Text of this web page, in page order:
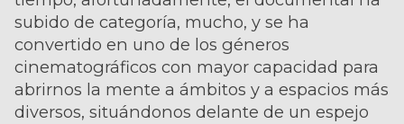
subido de categoría, mucho, y se ha
convertido en uno de los géneros
cinematográficos con mayor capacidad para
abrirnos la mente a ámbitos y a espacios más
diversos, situándonos delante de un espejo